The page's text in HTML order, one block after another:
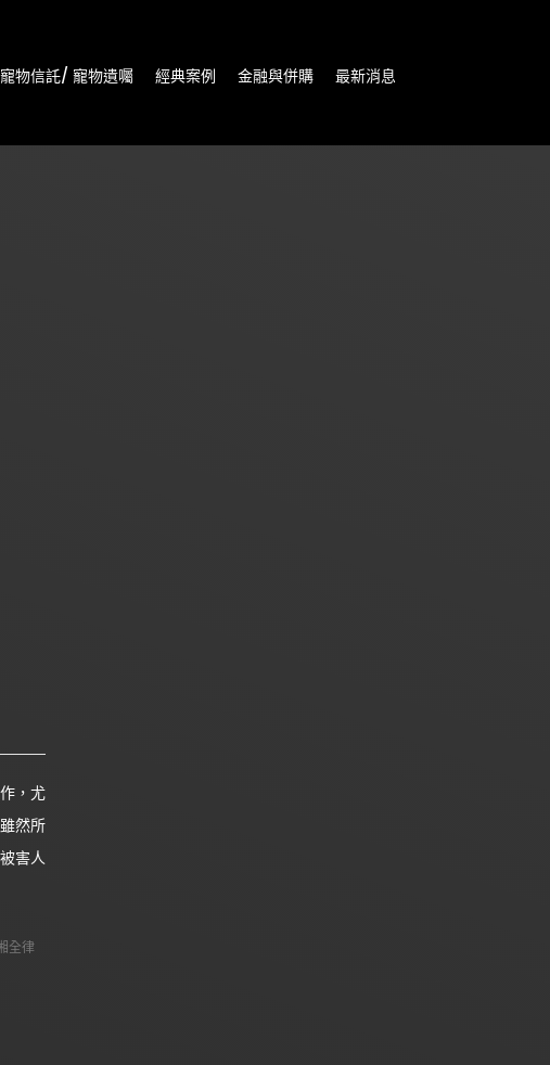
物信託/ 寵物遺囑 經典案例 金融與併購 最新消息
，尤
然所
害人
全律